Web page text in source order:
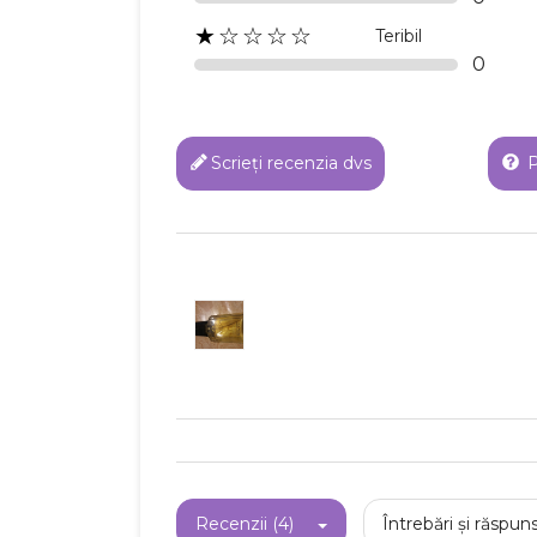
★☆☆☆☆ Teribil
0
Scrieți recenzia dvs
Recenzii (4) Întrebări și